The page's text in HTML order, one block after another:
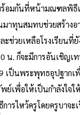
อมกันที่หน้ามณฑลพิธี
าทุนสมทบช่วยสร้างอ
ะช่วยเหลือโรงเรียน
น. ก็จะมีการอันเชิญเ
เป็นพระพุทธอุปฐากเ
พย์เพื่อให้เป็นกำลังใจ
ารไหว้ครูโดยครูบาจะ